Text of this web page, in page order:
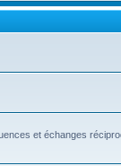
et échanges